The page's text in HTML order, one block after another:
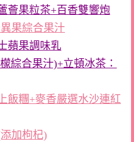
薈果粒茶+百香雙響炮
果綜合果汁
蘋果調味乳
綜合果汁)+立頓冰茶：
飯糰+麥香嚴選水沙連紅
加枸杞)